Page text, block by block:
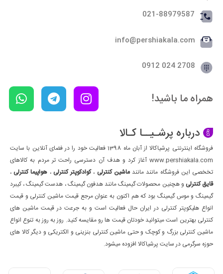
021-88979587
info@pershiakala.com
2708 024 0912
همراه ما باشید!
درباره پرشـیــا کـالا
فروشگاه اینترنتی پرشیاکالا از آبان ماه 1398 فعالیت خود را در فضای آنلاین با سایت
www.pershiakala.com آغاز کرد و هدف آن دسترسی راحت تر مردم به کالاهای
تخخصی این فروشگاه مانند مانندماشین کنترلی ،کوادکوپتر کنترلی ، هواپیما کنترلی،
قایق کنترلی و هچنین محصولات گیمینگ مانند هدفون گیمینگ ، هدست گیمینگ ، کیبرد
گیمینگ و موس گیمینگ بود که هم اکنون به عنوان مرجع قیمت ماشین کنترلی و قیمت
انواع هلیکوپتر کنترلی در ایران حال فعالیت است و به جرعت در قیمت ماشین های
کنترلی بهترین است میتوانید خودتان قیمت ها رو مقایسه کنید. روز به روز به تنوع انواع
ماشین کنترلی بزرگ و کوچک و حتی ماشین کنترلی بنزینی و الکتریکی و دیگر کالا های
حوزه سرگرمی در سایت پرشیاکالا افزوده میشود.